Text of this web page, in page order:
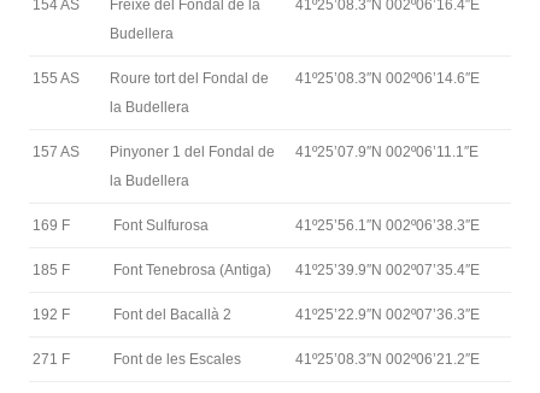
154 AS
Freixe del Fondal de la
Budellera
41º25’08.3″N 002º06’16.4″E
155 AS
Roure tort del Fondal de
la Budellera
41º25’08.3″N 002º06’14.6″E
157 AS
Pinyoner 1 del Fondal de
la Budellera
41º25’07.9″N 002º06’11.1″E
169 F Font Sulfurosa 41º25’56.1″N 002º06’38.3″E
185 F Font Tenebrosa (Antiga) 41º25’39.9″N 002º07’35.4″E
192 F Font del Bacallà 2 41º25’22.9″N 002º07’36.3″E
271 F Font de les Escales 41º25’08.3″N 002º06’21.2″E